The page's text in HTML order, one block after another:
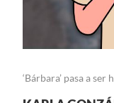
‘Bárbara’ pasa a